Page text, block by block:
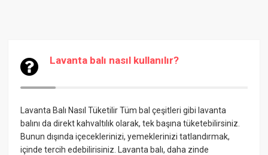
Lavanta balı nasıl kullanılır?
Lavanta Balı Nasıl TüketilirTüm bal çeşitleri gibi lavanta
balını da direkt kahvaltılık olarak, tek başına tüketebilirsiniz.
Bunun dışında içeceklerinizi, yemeklerinizi tatlandırmak,
içinde tercih edebilirisiniz. Lavanta balı, daha zinde